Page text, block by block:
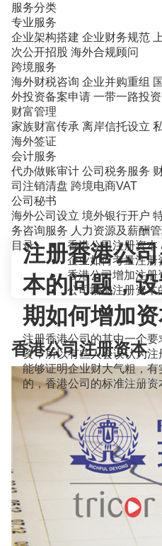
服务分类
专业服务
企业架构搭建 企业财务规范
次公开招股 海外合规顾问
跨境服务
海外财税咨询 企业并购重组
外投资备案申请 一带一路投
财富管理
家族财富传承 离岸信托设立
海外签证
会计服务
代办做账审计 公司税务服务
司注销清盘 跨境电商VAT
公司秘书
海外公司设立 境外银行开户
务咨询服务 人力资源及薪酬
当前位置
注册香港公
本的问题，
期如何增加资
注册香港公司的其中一个
资，所以有些人会误认为
能够证明企业财大气粗，
的，香港公司的标准注册
目录
香港公司注册资本
企业如何考量注册
香港公司增加注册
公司增加注册资本
香港公司注册资本